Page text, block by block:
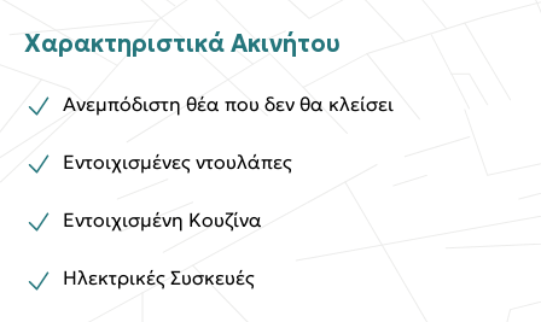
Χαρακτηριστικά Ακινήτου
Ανεμπόδιστη θέα που δεν θα κλείσει
Εντοιχισμένες ντουλάπες
Εντοιχισμένη Κουζίνα
Ηλεκτρικές Συσκευές